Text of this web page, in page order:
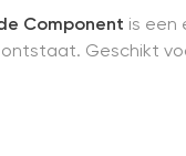
Component is een
Geschikt